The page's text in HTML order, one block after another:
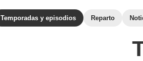
Temporadas y episodios Reparto